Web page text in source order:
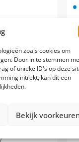
zoals cookies om
Door in te stemmen
of unieke ID's op deze
intrekt, kan dit een
Bekijk
€2.999,00